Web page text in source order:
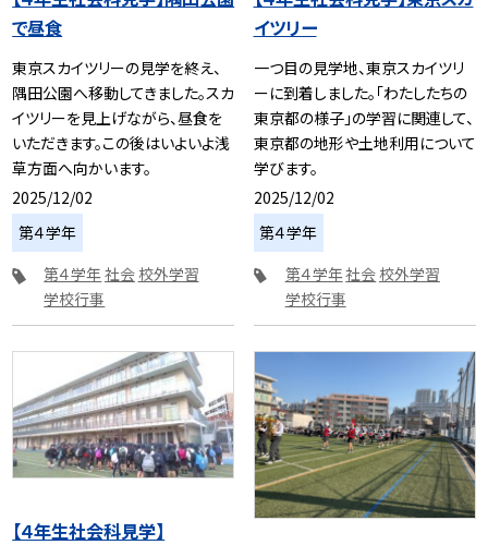
で昼食
東京スカイツリーの見学を終え、
隅田公園へ移動してきました。スカ
イツリーを見上げながら、昼食を
いただきます。この後はいよいよ浅
草方面へ向かいます。
2025/12/02
第４学年
第４学年社会 校外学習
学校行事
イツリー
一つ目の見学地、東京スカイツリ
ーに到着しました。「わたしたちの
東京都の様子」の学習に関連して、
東京都の地形や土地利用について
学びます。
2025/12/02
第４学年
第４学年社会 校外学習
学校行事
【４年生社会科見学】